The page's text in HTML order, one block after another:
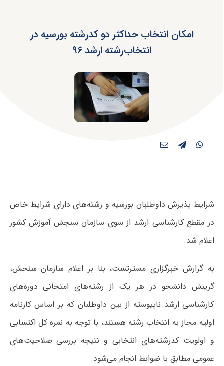
امکان انتخاب حداکثر دو کدرشته بورسیه در
انتخاب‌رشته ارشد ۹۶
شرایط پذیرش داوطلبان بورسیه و رشته‌های دارای شرایط خاص
در مقطع کارشناسی ارشد از سوی سازمان سنجش آموزش کشور
اعلام شد.
به گزارش خبرگزاری مسترتست، بنا بر اعلام سازمان سنحش،
گزینش دانشجو در هر یک از رشته‌های امتحانی دوره‌های
کارشناسی ارشد ناپیوسته از بین داوطلبان که بر اساس کارنامه
اولیه مجاز به انتخاب رشته هستند، با توجه به نمره کل اکتسابی
و اولویت کدرشته‌های انتخابی و نتیجه بررسی صلاحیت‌های
عمومی مطابق با ضوابط انجام می‌شود.